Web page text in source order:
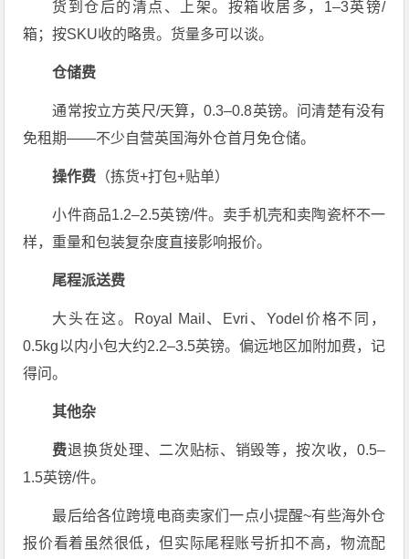
货到仓后的清点、上架。按箱收居多，1–3英镑/
箱；按SKU收的略贵。货量多可以谈。
仓储费
通常按立方英尺/天算，0.3–0.8英镑。问清楚有没有
免租期——不少自营英国海外仓首月免仓储。
操作费 （拣货+打包+贴单）
小件商品1.2–2.5英镑/件。卖手机壳和卖陶瓷杯不一
样，重量和包装复杂度直接影响报价。
尾程派送费
大头在这。Royal Mail、Evri、Yodel价格不同，
0.5kg以内小包大约2.2–3.5英镑。偏远地区加附加费，记
得问。
其他杂
费退换货处理、二次贴标、销毁等，按次收，0.5–
1.5英镑/件。
最后给各位跨境电商卖家们一点小提醒~有些海外仓
报价看着虽然很低，但实际尾程账号折扣不高，物流配